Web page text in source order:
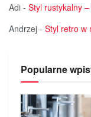
Adi - Styl rustykalny
Andrzej - Styl retro w
Popularne